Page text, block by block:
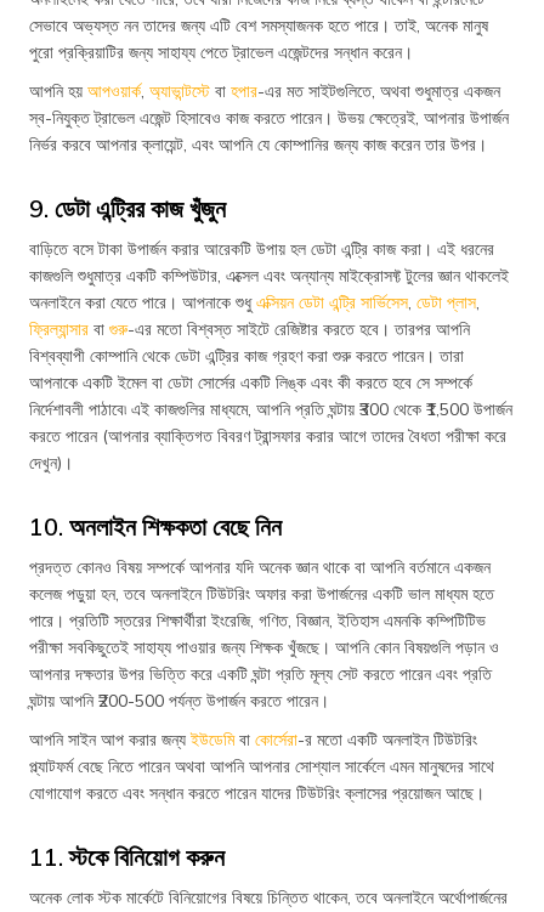
সেভাবে অভ্যস্ত নন তাদের জন্য এটি বেশ সমস্যাজনক হতে পারে। তাই, অনেক মানুষ
পুরো প্রক্রিয়াটির জন্য সাহায্য পেতে ট্রাভেল এজেন্টদের সন্ধান করেন।
আপনি হয় আপওয়ার্ক, অ্যাভান্টস্টে বা হপার-এর মত সাইটগুলিতে, অথবা শুধুমাত্র একজন
স্ব-নিযুক্ত ট্রাভেল এজেন্ট হিসাবেও কাজ করতে পারেন। উভয় ক্ষেত্রেই, আপনার উপার্জন
নির্ভর করবে আপনার ক্লায়েন্ট, এবং আপনি যে কোম্পানির জন্য কাজ করেন তার উপর।
9. ডেটা এন্ট্রির কাজ খুঁজুন
বাড়িতে বসে টাকা উপার্জন করার আরেকটি উপায় হল ডেটা এন্ট্রি কাজ করা। এই ধরনের
কাজগুলি শুধুমাত্র একটি কম্পিউটার, এক্সেল এবং অন্যান্য মাইক্রোসফ্ট টুলের জ্ঞান থাকলেই
অনলাইনে করা যেতে পারে। আপনাকে শুধুএক্সিয়ন ডেটা এন্ট্রি সার্ভিসেস, ডেটা প্লাস,
ফ্রিল্যান্সার বা গুরু-এর মতো বিশ্বস্ত সাইটে রেজিষ্টার করতে হবে। তারপর আপনি
বিশ্বব্যাপী কোম্পানি থেকে ডেটা এন্ট্রির কাজ গ্রহণ করা শুরু করতে পারেন। তারা
আপনাকে একটি ইমেল বা ডেটা সোর্সের একটি লিঙ্ক এবং কী করতে হবে সে সম্পর্কে
নির্দেশাবলী পাঠাবে৷ এই কাজগুলির মাধ্যমে, আপনি প্রতি ঘন্টায় ₹300 থেকে ₹1,500 উপার্জন
করতে পারেন (আপনার ব্যাক্তিগত বিবরণ ট্রান্সফার করার আগে তাদের বৈধতা পরীক্ষা করে
দেখুন)।
10. অনলাইন শিক্ষকতা বেছে নিন
প্রদত্ত কোনও বিষয় সম্পর্কে আপনার যদি অনেক জ্ঞান থাকে বা আপনি বর্তমানে একজন
কলেজ পড়ুয়া হন, তবে অনলাইনে টিউটরিং অফার করা উপার্জনের একটি ভাল মাধ্যম হতে
পারে। প্রতিটি স্তরের শিক্ষার্থীরা ইংরেজি, গণিত, বিজ্ঞান, ইতিহাস এমনকি কম্পিটিটিভ
পরীক্ষা সবকিছুতেই সাহায্য পাওয়ার জন্য শিক্ষক খুঁজছে। আপনি কোন বিষয়গুলি পড়ান ও
আপনার দক্ষতার উপর ভিত্তি করে একটি ঘন্টা প্রতি মূল্য সেট করতে পারেন এবং প্রতি
ঘন্টায় আপনি ₹200-500 পর্যন্ত উপার্জন করতে পারেন।
আপনি সাইন আপ করার জন্যইউডেমিবা কোর্সেরা-র মতো একটি অনলাইন টিউটরিং
প্ল্যাটফর্ম বেছে নিতে পারেন অথবা আপনি আপনার সোশ্যাল সার্কেলে এমন মানুষদের সাথে
যোগাযোগ করতে এবং সন্ধান করতে পারেন যাদের টিউটরিং ক্লাসের প্রয়োজন আছে।
11. স্টকে বিনিয়োগ করুন
অনেক লোক স্টক মার্কেটে বিনিয়োগের বিষয়ে চিন্তিত থাকেন, তবে অনলাইনে অর্থোপার্জনের